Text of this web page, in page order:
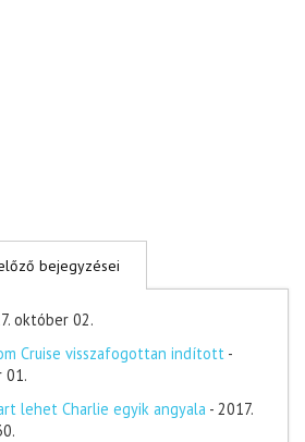
bejegyzései
október 02.
Cruise visszafogottan indított -
01.
lehet Charlie egyik angyala - 2017.